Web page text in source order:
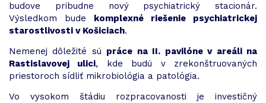
budove pribudne nový psychiatrický stacionár.
Výsledkom bude komplexné riešenie psychiatrickej
starostlivosti v Košiciach.
Nemenej dôležité sú práce na II. pavilóne v areáli na
Rastislavovej ulici, kde budú v zrekonštruovaných
priestoroch sídliť mikrobiológia a patológia.
Vo vysokom štádiu rozpracovanosti je investičný